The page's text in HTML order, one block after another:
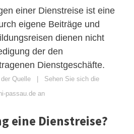
einer Dienstreise ist eine
eigene Beiträge und
dienen nicht
der den
Dienstgeschäfte.
Quelle | Sehen Sie sich die
passau.de an
eine Dienstreise?